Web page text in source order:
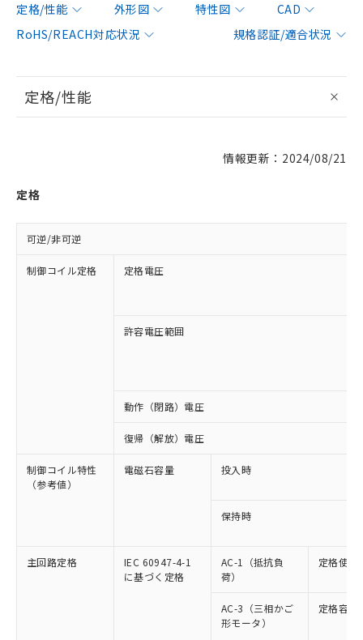
定格/性能 外形図 特性図
CAD
RoHS/REACH対応状況
規格認証/適合状況
定格/性能
情報更新：2024/08/21
定格
可逆/非可逆
制御コイル定格 定格電圧
許容電圧範囲
動作（閉路）電圧
復帰（解放）電圧
制御コイル特性
（参考値）
電磁石容量 投入時
保持時
主回路定格
IEC 60947-4-1
に基づく定格
AC-1（抵抗負
荷）
定格使用
AC-3（三相かご
形モータ）
定格容量